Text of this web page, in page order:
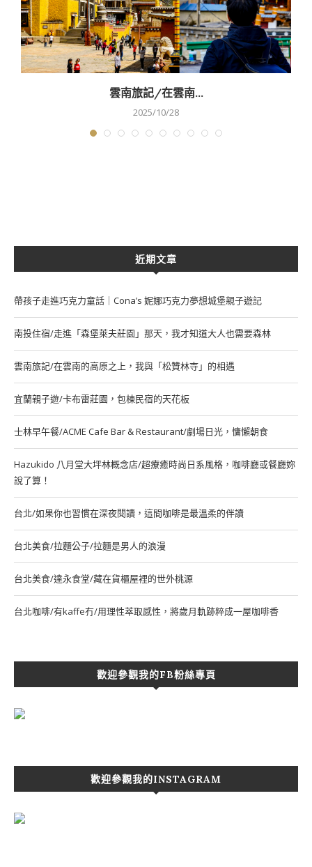
雲南旅記/在雲南...
2025/10/28
近期文章
帶孩子走進巧克力童話｜Cona’s 妮娜巧克力夢想城堡親子遊記
南投住宿/走進「森堡萊夫莊園」那天，我才知道大人也需要森林
雲南旅記/在雲南的高原之上，我與「松贊林寺」的相遇
宜蘭親子遊/卡布雷莊園，包棟民宿的天花板
士林早午餐/ACME Cafe Bar & Restaurant/劇場日光，慵懶朝食
Hazukido 八月堂大坪林概念店/超療癒時尚日系風格，咖啡廳或餐廳妳
說了算！
台北/如果你也習慣在深夜閱讀，這間咖啡是最溫柔的伴讀
台北美食/拉麵公子/拉麵是男人的浪漫
台北美食/達永食堂/藏在貨櫃屋裡的世外桃源
台北咖啡/有kaffe冇/用理性萃取感性，將歲月軌跡粹成一屋咖啡香
歡迎參觀我的FB粉絲專頁
歡迎參觀我的INSTAGRAM